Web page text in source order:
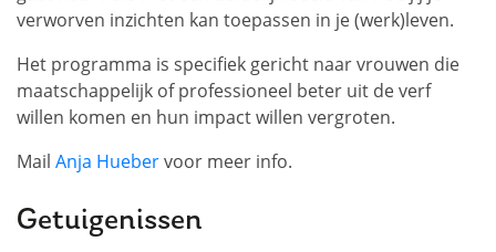
verworven inzichten kan toepassen in je (werk)leven.
Het programma is specifiek gericht naar vrouwen die
maatschappelijk of professioneel beter uit de verf
willen komen en hun impact willen vergroten.
Mail Anja Huebervoor meer info.
Getuigenissen